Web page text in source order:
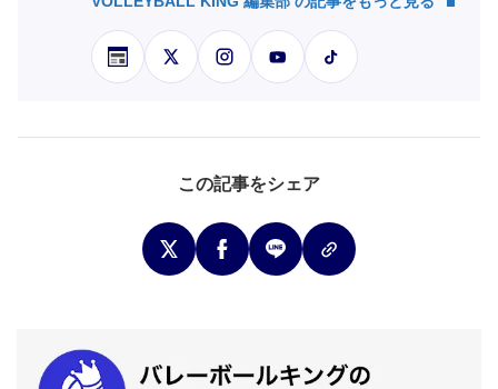
この記事をシェア